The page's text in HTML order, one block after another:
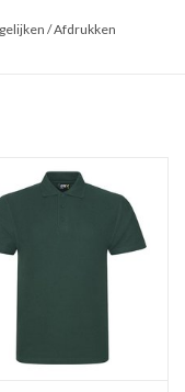
/Afdrukken